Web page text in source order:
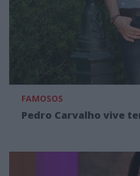
FAMOSOS
Pedro Carvalho vive